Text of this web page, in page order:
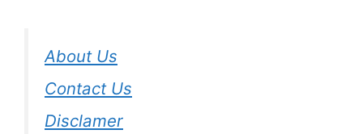
About Us
Contact Us
Disclamer